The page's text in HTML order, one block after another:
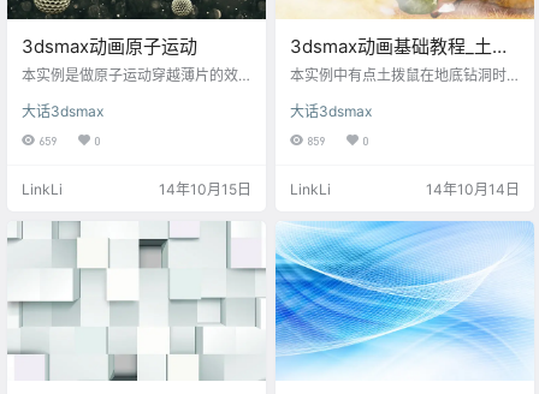
3dsmax动画原子运动
本实例是做原子运动穿越薄片的效
被穿越的方块不做高低变化，而是
体积“坍缩”为零，当原子穿越之后方
ect $box* for t=0 to 100 do anima
大话3dsmax
659 0
LinkLi 14年10月15日
3dsmax动画基础教程_土拨
鼠钻泥土小动画
本实例中有点土拨鼠在地底钻洞时
本的逐帧动画，脚本原理跟上一次
的那篇文章差不多，大家可以这里
ance控制方块和球体之间的距离，if
系，当两者距离小于某设定值时，
高度做相应变化，否则做另一种变
化。 for t=0 to 100 by 2 do animat
e on…
大话3dsmax
859 0
LinkLi 14年10月14日